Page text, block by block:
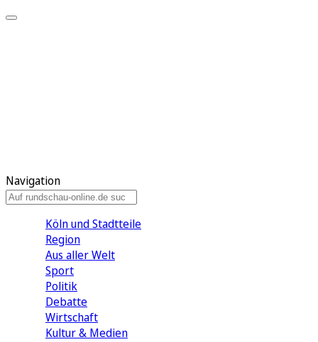
Navigation
Köln und Stadtteile
Region
Aus aller Welt
Sport
Politik
Debatte
Wirtschaft
Kultur & Medien